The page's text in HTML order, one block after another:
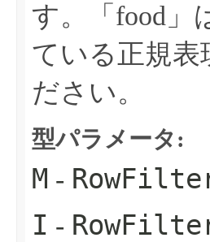
す。「food」
ている正規表
ださい。
型パラメータ:
M -
I -